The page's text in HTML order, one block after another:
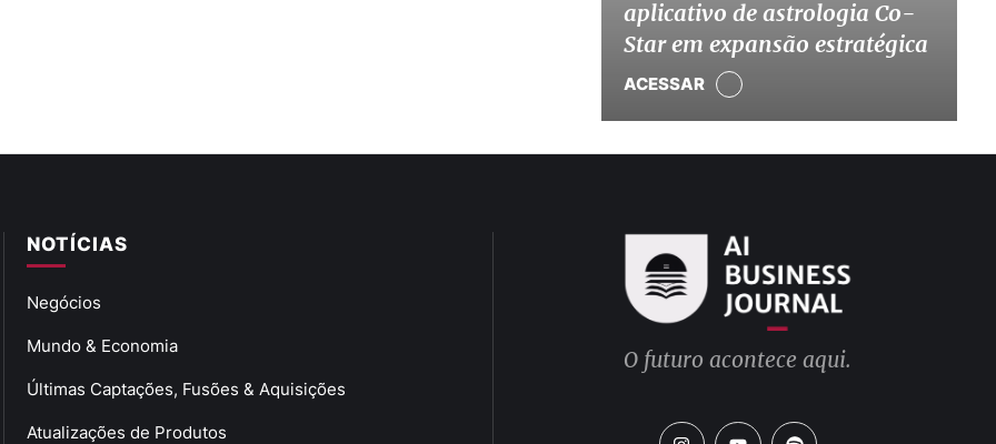
aplicativo de astrologia Co-
Star em expansão estratégica
ACESSAR
NOTÍCIAS
Negócios
Mundo & Economia
Últimas Captações, Fusões & Aquisições
Atualizações de Produtos
O futuro acontece aqui.